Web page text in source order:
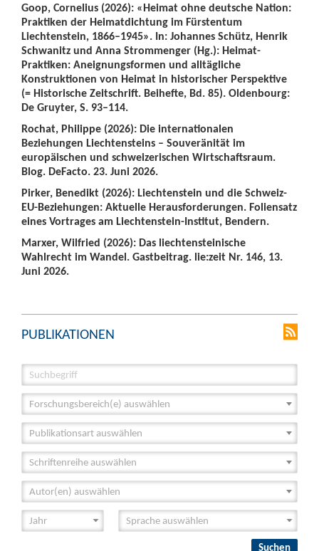
Goop, Cornelius (2026): «Heimat ohne deutsche Nation:
Praktiken der Heimatdichtung im Fürstentum
Liechtenstein, 1866–1945». In: Johannes Schütz, Henrik
Schwanitz und Anna Strommenger (Hg.): Heimat-
Praktiken: Aneignungsformen und alltägliche
Konstruktionen von Heimat in historischer Perspektive
(= Historische Zeitschrift. Beihefte, Bd. 85). Oldenbourg:
De Gruyter, S. 93–114.
Rochat, Philippe (2026): Die internationalen
Beziehungen Liechtensteins – Souveränität im
europäischen und schweizerischen Wirtschaftsraum.
Blog. DeFacto. 23. Juni 2026.
Pirker, Benedikt (2026): Liechtenstein und die Schweiz-
EU-Beziehungen: Aktuelle Herausforderungen. Foliensatz
eines Vortrages am Liechtenstein-Institut, Bendern.
Marxer, Wilfried (2026): Das liechtensteinische
Wahlrecht im Wandel. Gastbeitrag. lie:zeit Nr. 146, 13.
Juni 2026.
PUBLIKATIONEN
Forschungsbereich(e) auswählen
Publikationsart auswählen
Schriftenreihe auswählen
Autor(en) auswählen